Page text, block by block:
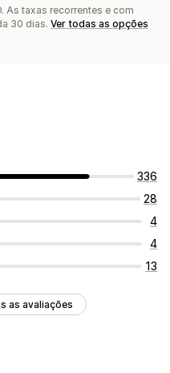
As taxas recorrentes e com
30 dias. Ver todas as opções
336
28
4
4
13
as avaliações